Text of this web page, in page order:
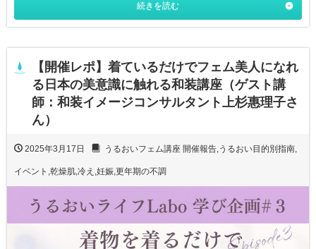
続きを読む
【開催レポ】着ているだけでフェム美人になれ
る日本の美意識に触れる和装講座（ゲスト講
師：和装イメージコンサルタント上杉惠理子さ
ん）
2025年3月17日 うるおいフェム講座 開催報告,うるおい目的別指南,
イベント ,乾燥肌,冷え ,妊娠,更年期の不調